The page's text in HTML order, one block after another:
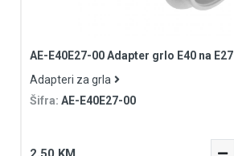
AE-E40E27-00 Adapter grlo E40 na E27
Adapteri za grla
Šifra: AE-E40E27-00